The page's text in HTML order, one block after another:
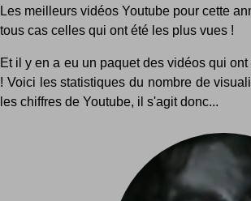
Les meilleurs vidéos Youtube pour cette
tous cas celles qui ont été les plus vues !
Et il y en a eu un paquet des vidéos qui
! Voici les statistiques du nombre de
les chiffres de Youtube, il s'agit donc...